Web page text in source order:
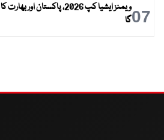
07
ویمنز ایشیا کپ 2026، پاکستان
گا